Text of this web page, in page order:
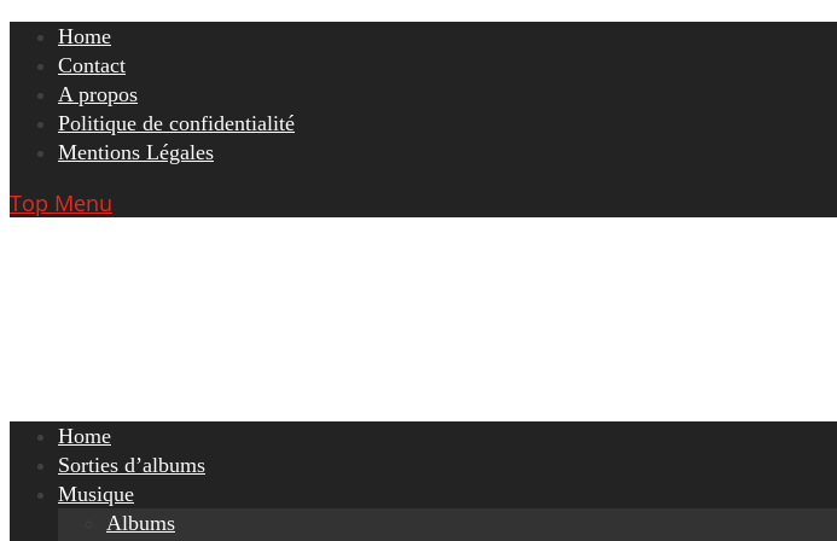
Skip
content
Home
Contact
A propos
Politique de confidentialité
Mentions Légales
Top Menu
Home
Sorties d’albums
Musique
Albums